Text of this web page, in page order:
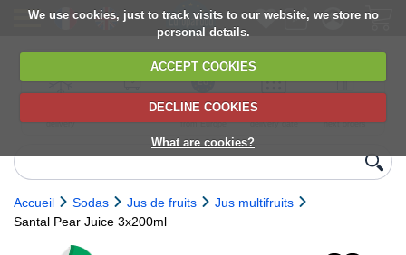
We use cookies, just to track visits to our website, we store no
personal details.
ACCEPT COOKIES
DECLINE COOKIES
What are cookies?
delivery
6,000+ products
Direct import
from Europe
Choose your
delivery date
next orders
Accueil Sodas Jus de fruits
Jus multifruits
Santal Pear Juice 3x200ml
Previous